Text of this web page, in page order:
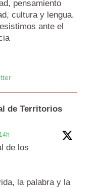
pensamiento
cultura y lengua.
ante el
de Territorios
14h
de los
la palabra y la